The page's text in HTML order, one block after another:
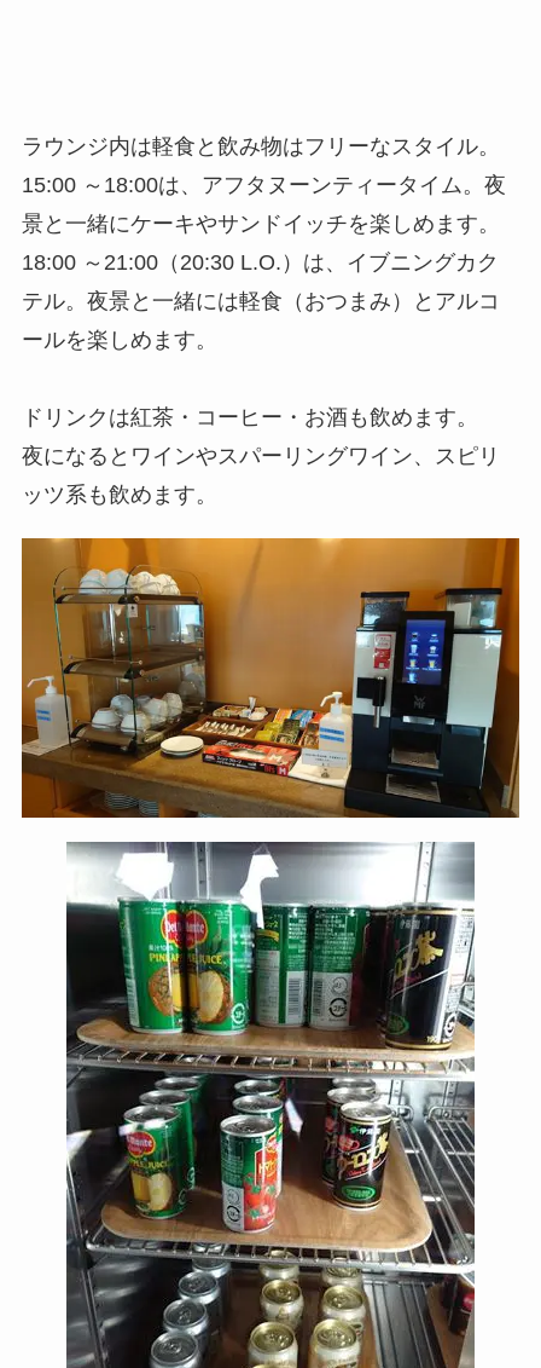
ラウンジ内は軽食と飲み物はフリーなスタイル。
15:00 ～18:00は、アフタヌーンティータイム。夜
景と一緒にケーキやサンドイッチを楽しめます。
18:00 ～21:00（20:30 L.O.）は、イブニングカク
テル。夜景と一緒には軽食（おつまみ）とアルコ
ールを楽しめます。
ドリンクは紅茶・コーヒー・お酒も飲めます。
夜になるとワインやスパーリングワイン、スピリ
ッツ系も飲めます。